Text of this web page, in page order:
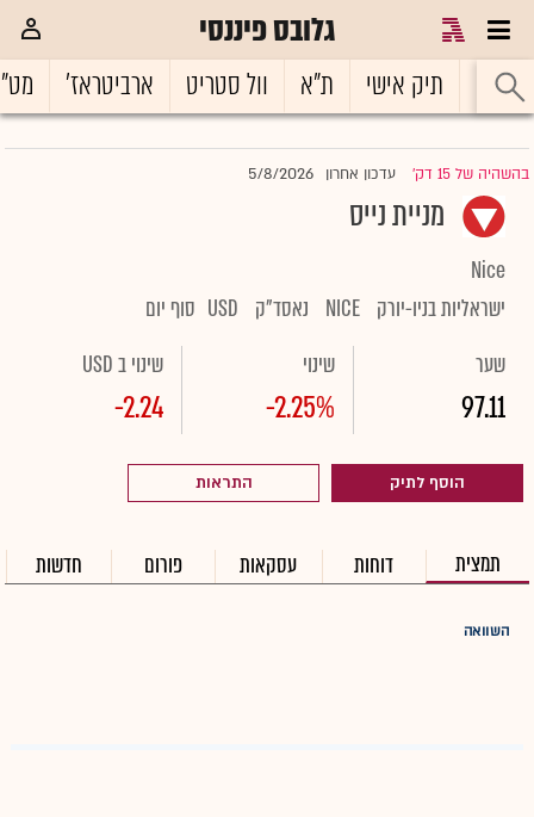
גלובס פיננסי
ראשי תיק אישי ת"א וול סטריט ארביטראז'
בהשהיה של 15 דק' |עדכון אחרון 5/8/2026
מניית נייס
Nice
ישראליות בניו-יורק NICE נאסד"ק USD סוף יום
שער
97.11
שינוי
-2.25%
שינוי ב USD
-2.24
הוסף לתיק התראות
תמצית דוחות עסקאות פורום חדשות
השוואה